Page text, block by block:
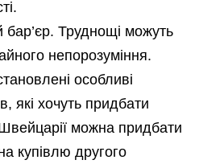
Труднощі можуть
непорозуміння.
особливі
які хочуть придбати
можна придбати
купівлю другого